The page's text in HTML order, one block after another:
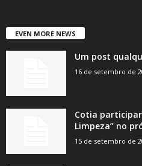
EVEN MORE NEWS
Um post
16 de setembro de
Cotia
Limpeza” no
15 de setembro de